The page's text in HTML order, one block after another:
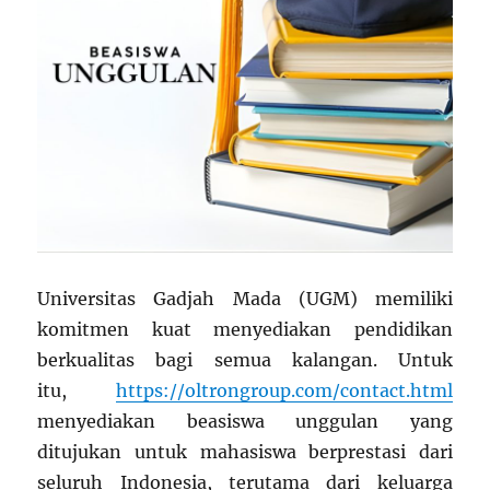
Universitas Gadjah Mada (UGM) memiliki
komitmen kuat menyediakan pendidikan
berkualitas bagi semua kalangan. Untuk
itu, https://oltrongroup.com/contact.html
menyediakan beasiswa unggulan yang
ditujukan untuk mahasiswa berprestasi dari
seluruh Indonesia, terutama dari keluarga